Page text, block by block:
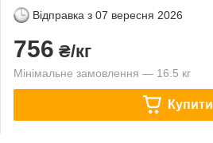
Відправка з 07 вересня 2026
756 ₴/кг
Мінімальне замовлення — 16.5 кг
Купити